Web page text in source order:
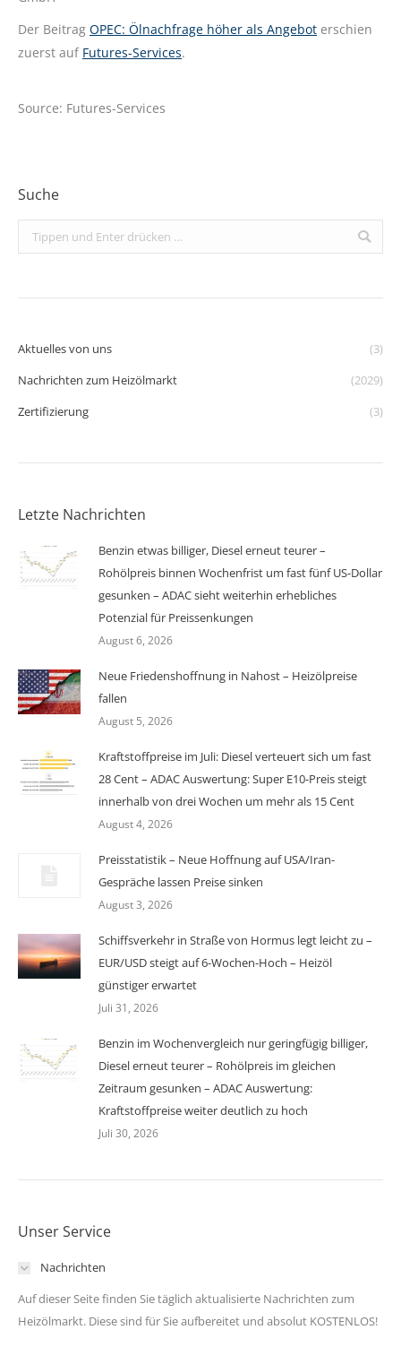
Der Beitrag OPEC: Ölnachfrage höher als Angebot erschien
zuerst auf Futures-Services.
Source: Futures-Services
Suche
Search:
Aktuelles von uns
(3)
Nachrichten zum Heizölmarkt
(2029)
Zertifizierung
(3)
Letzte Nachrichten
Benzin etwas billiger, Diesel erneut teurer –
Rohölpreis binnen Wochenfrist um fast fünf US-Dollar
gesunken – ADAC sieht weiterhin erhebliches
Potenzial für Preissenkungen
August 6, 2026
Neue Friedenshoffnung in Nahost – Heizölpreise
fallen
August 5, 2026
Kraftstoffpreise im Juli: Diesel verteuert sich um fast
28 Cent – ADAC Auswertung: Super E10-Preis steigt
innerhalb von drei Wochen um mehr als 15 Cent
August 4, 2026
Preisstatistik – Neue Hoffnung auf USA/Iran-
Gespräche lassen Preise sinken
August 3, 2026
Schiffsverkehr in Straße von Hormus legt leicht zu –
EUR/USD steigt auf 6-Wochen-Hoch – Heizöl
günstiger erwartet
Juli 31, 2026
Benzin im Wochenvergleich nur geringfügig billiger,
Diesel erneut teurer – Rohölpreis im gleichen
Zeitraum gesunken – ADAC Auswertung:
Kraftstoffpreise weiter deutlich zu hoch
Juli 30, 2026
Unser Service
Nachrichten
Auf dieser Seite finden Sie täglich aktualisierte Nachrichten zum
Heizölmarkt. Diese sind für Sie aufbereitet und absolut KOSTENLOS!